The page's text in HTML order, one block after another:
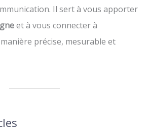
Il sert à vous apporter
et à vous connecter à
précise, mesurable et